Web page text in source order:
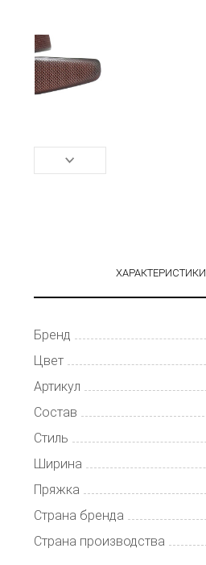
ХАРАКТЕРИСТИКИ
Бренд
Цвет
Артикул
Состав
Стиль
Ширина
Пряжка
Страна бренда
Страна производства